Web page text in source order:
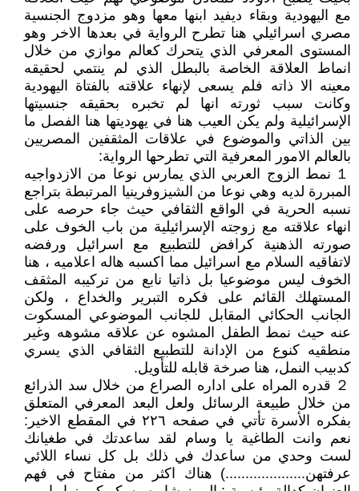
مع اليهودية وبقاء ديفيد ابنها معها وهو مزدوج الجنسية
مصري اسرائيلي هنا تطرح الرواية في بعدها الاخر وهو
المستوى المعرفي الذي يتحرك كعالم موازي من خلال
انماط العلاقة الخاصة بالبطل الذي لم ينتمي لحقيقه
معينه الا ذاته فلم يسعى لإنهاء علاقته بالفتاة اليهودية
وكانت سبب ثورته انها لم تخبره بحقيقه جنسيتها
الإسرائيلية ولم يكن العيب هنا في يهوديتها هنا الفصل ما
بين الذاتي والموضوع في علاقات المثقفين المصريين
بالعالم الامور المعرفية التي تطرحها الرواية:
１ نمط الزوج العربي الذي يمارس نوعا من الازدواجيه
المبررة لديه وهي نوعا من الشيزوفرينيا المرتبطة بتراجع
نسبه الحرية في الواقع الثقافي حيث جاء حرصه على
انهاء علاقته مع زوجته الإسرائيلية من باب الخوف على
صورته الذهنية كرافض للتطبيع مع اسرائيل ورفضه
لاتفاقيه السلام مع اسرائيل مما اكسبه هاله اعلاميه ، هنا
الخوف ليس موضوعيا بل ذاتيا نابع من تركيبه المثقف
المستهلك القائم على فكره التبرير والخداع ، ولكن
الجانب الحكائي المقابل للجانب الموضوعي المسكوت
عنه حيث نمط الطفل المشوه عن علاقه مشوهه وغير
منطقيه كنوع من الإدانة للتطبيع الثقافي الذي يسري
كدبيب النمل، هنا صرخة قابله للتأويل.
２ قدره المراه على اداره الصراع من خلال سد الذرائع
من خلال طبيعة الرسائل ولعل البعد المعرفي المتعلق
بفكره الأسرة تأتي في صفحه ٢٢٦ في المقطع الاخير:
نعم وانت الطاغية يا وسام لقد ساعدتك في طغيانك
لست وحدي من ساعدك في ذلك بل كل نساء اللائي
عرفتهن....................) هناك اكثر من مفتاح في فهم